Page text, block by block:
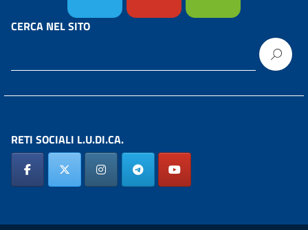
CERCA NEL SITO
RETI SOCIALI L.U.DI.CA.